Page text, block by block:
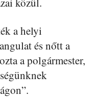
a helyi
és nőtt a
a polgármester,